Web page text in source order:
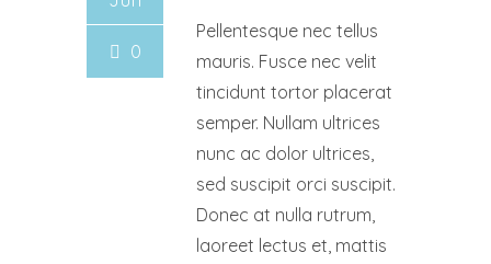
0
Pellentesque nec tellus
mauris. Fusce nec velit
tincidunt tortor placerat
semper. Nullam ultrices
nunc ac dolor ultrices,
sed suscipit orci suscipit.
Donec at nulla rutrum,
laoreet lectus et, mattis